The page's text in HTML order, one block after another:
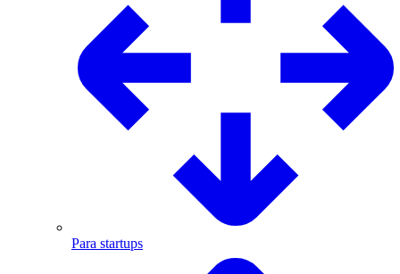
Para startups